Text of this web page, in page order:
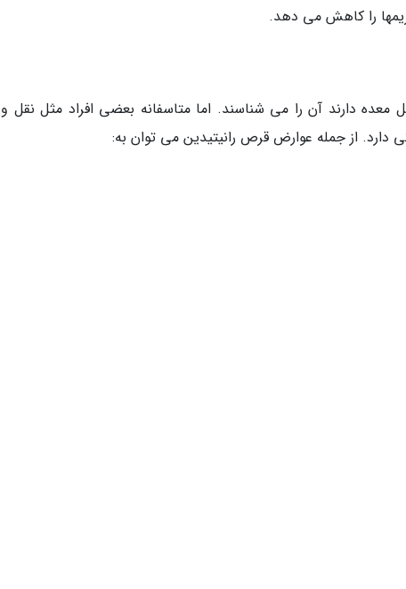
را کاهش می دهد.
دارند آن را می شناسند. اما متاسفانه بعضی افراد مثل نقل و
از جمله عوارض قرص رانیتیدین می توان به: